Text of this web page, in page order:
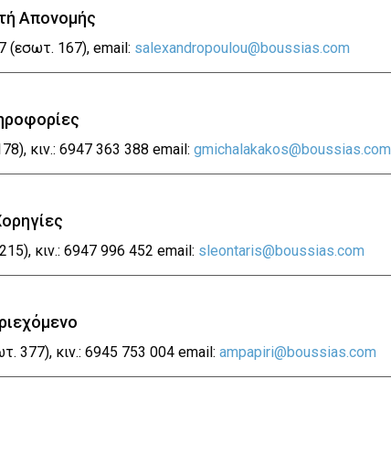
Απονομής
(εσωτ. 167), email: salexandropoulou@boussias.com
κιν.: 6947 363 388 email: gmichalakakos@boussias.com
κιν.: 6947 996 452 email: sleontaris@boussias.com
377), κιν.: 6945 753 004 email: ampapiri@boussias.com